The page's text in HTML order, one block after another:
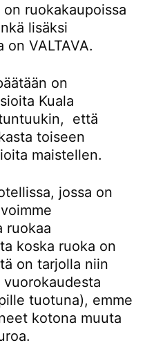
ruokakaupoissa
lisäksi
VALTAVA.
on
Kuala
että
toiseen
maistellen.
jossa on
ruokaa
koska ruoka on
on tarjolla niin
tuotuna), emme
kotona muuta